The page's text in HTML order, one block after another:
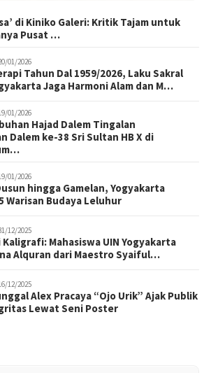
di Kiniko Galeri: Kritik Tajam untuk
Pusat …
01/2026
Tahun Dal 1959/2026, Laku Sakral
Jaga Harmoni Alam dan M…
01/2026
Hajad Dalem Tingalan
Dalem ke-38 Sri Sultan HB X di
01/2026
hingga Gamelan, Yogyakarta
Warisan Budaya Leluhur
12/2025
Kaligrafi: Mahasiswa UIN Yogyakarta
Alquran dari Maestro Syaiful…
12/2025
Alex Pracaya “Ojo Urik” Ajak Publik
Lewat Seni Poster